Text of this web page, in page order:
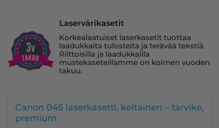
Laservärikasetit
Korkealaatuiset laserkasetit tuottaa
laadukkaita tulosteita ja terävää tekstiä.
Riittoisilla ja laadukkailla
mustekaseteillamme on kolmen vuoden
takuu.
Canon 045 laserkasetti, keltainen – tarvike,
premium